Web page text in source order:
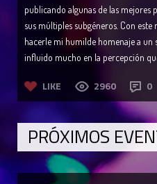
publicando algunas de las mejores
sus múltiples subgéneros. Con
hacerle mi humilde homenaje a un
influido mucho en la percepción que
LIKE 2960 0
PRÓXIMOS